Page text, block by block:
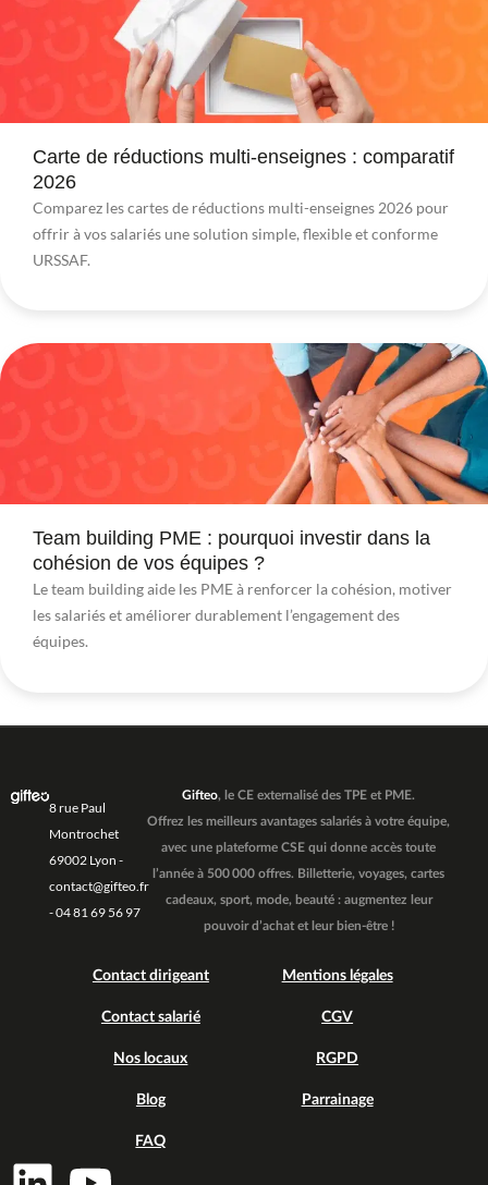
Carte de réductions multi-enseignes : comparatif
2026
Comparez les cartes de réductions multi-enseignes 2026 pour
offrir à vos salariés une solution simple, flexible et conforme
URSSAF.
Team building PME : pourquoi investir dans la
cohésion de vos équipes ?
Le team building aide les PME à renforcer la cohésion, motiver
les salariés et améliorer durablement l’engagement des
équipes.
8 rue Paul
Montrochet
69002 Lyon -
contact@gifteo.fr
- 04 81 69 56 97
Gifteo, le CE externalisé des TPE et PME.
Offrez les meilleurs avantages salariés à votre équipe,
avec une plateforme CSE qui donne accès toute
l’année à 500 000 offres. Billetterie, voyages, cartes
cadeaux, sport, mode, beauté : augmentez leur
pouvoir d’achat et leur bien-être !
Contact dirigeant
Contact salarié
Nos locaux
Blog
FAQ
Mentions légales
CGV
RGPD
Parrainage